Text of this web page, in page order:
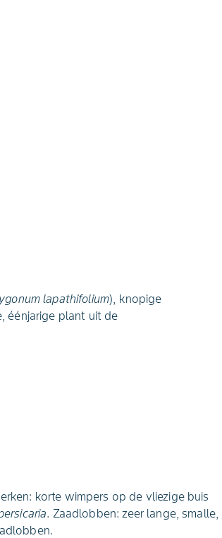
lapathifolium), knopige
éénjarige plant uit de
korte wimpers op de vliezige buis
. Zaadlobben: zeer lange, smalle,